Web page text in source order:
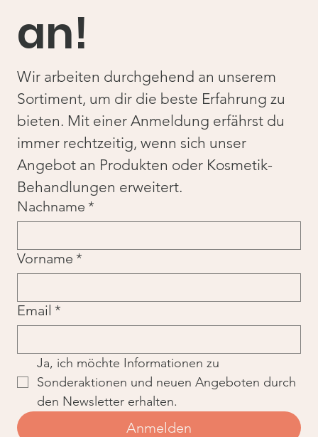
an!
Wir arbeiten durchgehend an unserem
Sortiment, um dir die beste Erfahrung zu
bieten. Mit einer Anmeldung erfährst du
immer rechtzeitig, wenn sich unser
Angebot an Produkten oder Kosmetik-
Behandlungen erweitert.
Nachname *
Vorname *
Email *
Ja, ich möchte Informationen zu
Sonderaktionen und neuen Angeboten durch
den Newsletter erhalten.
Anmelden